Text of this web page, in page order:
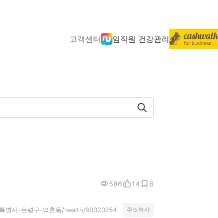
고객센터 임직원 건강관리
586 14 6
별시-은평구-역촌동/health/90320254 주소복사